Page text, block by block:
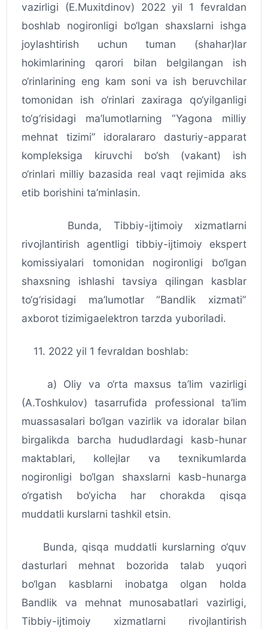
vazirligi (E.Muxitdinov) 2022 yil 1 fevraldan
boshlab nogironligi bo‘lgan shaxslarni ishga
joylashtirish uchun tuman (shahar)lar
hokimlarining qarori bilan belgilangan ish
o‘rinlarining eng kam soni va ish beruvchilar
tomonidan ish o‘rinlari zaxiraga qo‘yilganligi
to‘g‘risidagi ma’lumotlarning “Yagona milliy
mehnat tizimi” idoralararo dasturiy-apparat
kompleksiga kiruvchi bo‘sh (vakant) ish
o‘rinlari milliy bazasida real vaqt rejimida aks
etib borishini ta’minlasin.
Bunda, Tibbiy-ijtimoiy xizmatlarni
rivojlantirish agentligi tibbiy-ijtimoiy ekspert
komissiyalari tomonidan nogironligi bo‘lgan
shaxsning ishlashi tavsiya qilingan kasblar
to‘g‘risidagi ma’lumotlar “Bandlik xizmati”
axborot tizimigaelektron tarzda yuboriladi.
11. 2022 yil 1 fevraldan boshlab:
a) Oliy va o‘rta maxsus ta’lim vazirligi
(A.Toshkulov) tasarrufida professional ta’lim
muassasalari bo‘lgan vazirlik va idoralar bilan
birgalikda barcha hududlardagi kasb-hunar
maktablari, kollejlar va texnikumlarda
nogironligi bo‘lgan shaxslarni kasb-hunarga
o‘rgatish bo‘yicha har chorakda qisqa
muddatli kurslarni tashkil etsin.
Bunda, qisqa muddatli kurslarning o‘quv
dasturlari mehnat bozorida talab yuqori
bo‘lgan kasblarni inobatga olgan holda
Bandlik va mehnat munosabatlari vazirligi,
Tibbiy-ijtimoiy xizmatlarni rivojlantirish